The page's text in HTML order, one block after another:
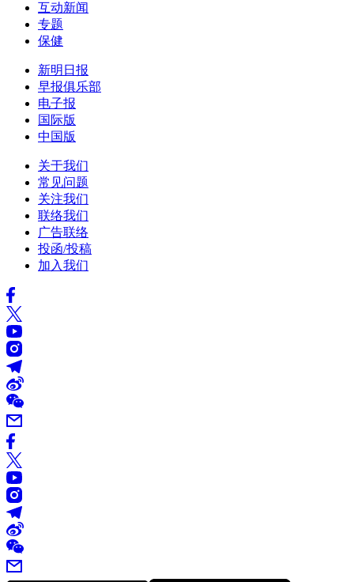
互动新闻
专题
保健
新明日报
早报俱乐部
电子报
国际版
中国版
关于我们
常见问题
关注我们
联络我们
广告联络
投函/投稿
加入我们